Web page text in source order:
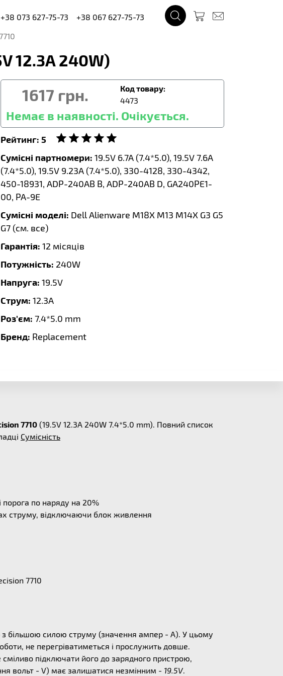
+38 073 627-75-73
+38 067 627-75-73
12.3A 240W)
1617 грн.
Код товару:
4473
Немає в наявності. Очікується.
Рейтинг: 5
Сумісні партномери: 19.5V 6.7A (7.4*5.0), 19.5V 7.6A
(7.4*5.0), 19.5V 9.23A (7.4*5.0), 330-4128, 330-4342,
450-18931, ADP-240AB B, ADP-240AB D, GA240PE1-
00, PA-9E
Сумісні моделі: Dell Alienware M18X M13 M14X G3 G5
G7 (см. все)
Гарантія: 12 місяців
Потужність: 240W
Напруга: 19.5V
Струм: 12.3A
Роз'єм: 7.4*5.0 mm
Бренд: Replacement
7710 (19.5V 12.3A 240W 7.4*5.0 mm). Повний список
Сумісність
по наряду на 20%
струму, відключаючи блок живлення
7710
більшою силою струму (значення ампер - А). У цьому
не перегріватиметься і прослужить довше.
підключати його до зарядного пристрою,
вольт - V) має залишатися незмінним - 19.5V.